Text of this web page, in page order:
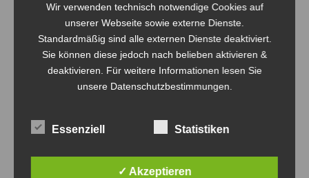
Die Angermünder Ballsportler luden am Samstag den
07.12.2019 zum Weihnachtsturnier in die Turnhalle im
Külzviertel nach Schwedt/Oder. Die 12 teilnehmenden
Mannschaften aus der Uckermark, dem Barnim und Berlin
spielten den ganzen Tag. Den Turniersieg konnte das
entscheiden. Der Einladung zum alljährlichen
Wir verwenden technisch notwendige Cookies auf
unserer Webseite sowie externe Dienste.
Standardmäßig sind alle externen Dienste deaktiviert.
Sie können diese jedoch nach belieben aktivieren &
deaktivieren. Für weitere Informationen lesen Sie
unsere Datenschutzbestimmungen.
Essenziell Statistiken
✓ Akzeptieren